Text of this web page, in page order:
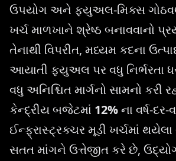
ઉપયોગ અને ફ્યુઅલ-મિક્સ ગોઠવણો
ખર્ચ માળખાને શ્રેષ્ઠ બનાવવાનો
તેનાથી વિપરીત, મધ્યમ કદના
આયાતી ફ્યુઅલ પર વધુ નિર્ભરતા
વધુ અનિશ્ચિત માર્ગનો સામનો કરી
કેન્દ્રીય બજેટમાં 12%ના વર્ષ-દર-
ઈન્ફ્રાસ્ટ્રક્ચર મૂડી ખર્ચમાં થયેલા
સતત માંગને ઉત્તેજીત કરે છે,